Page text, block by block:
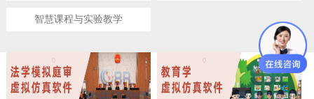
智慧课程与实验教学